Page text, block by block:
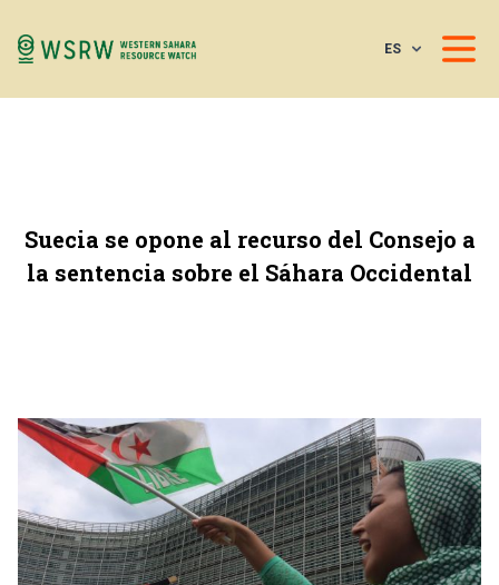
ES
Suecia se opone al recurso del Consejo a
la sentencia sobre el Sáhara Occidental